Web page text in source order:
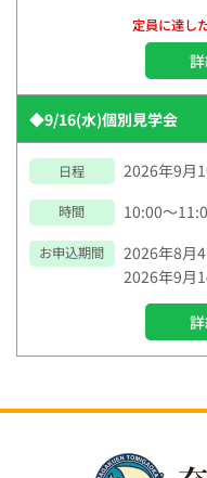
定員に達し
◆9/16(水)個別見学会
日程 2026年9月
時間 10:00～
お申込期間
2026年8月
2026年9月